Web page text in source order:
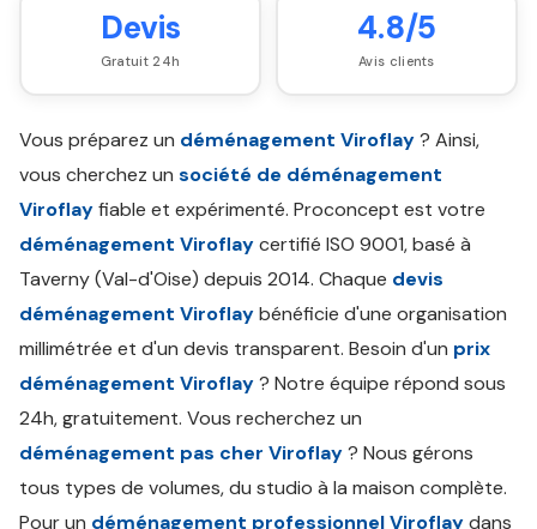
Devis
Gratuit 24h
4.8/5
Avis clients
Vous préparez un déménagement Viroflay? Ainsi,
vous cherchez un société de déménagement
Viroflayfiable et expérimenté. Proconcept est votre
déménagement Viroflaycertifié ISO 9001, basé à
Taverny (Val-d'Oise) depuis 2014. Chaque devis
déménagement Viroflaybénéficie d'une organisation
millimétrée et d'un devis transparent. Besoin d'un prix
déménagement Viroflay? Notre équipe répond sous
24h, gratuitement. Vous recherchez un
déménagement pas cher Viroflay? Nous gérons
tous types de volumes, du studio à la maison complète.
Pour un déménagement professionnel Viroflaydans